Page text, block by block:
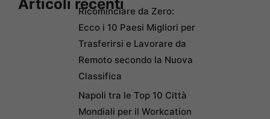
Articoli recentiRicominciare da Zero:
Ecco i 10 Paesi Migliori per
Trasferirsi e Lavorare da
Remoto secondo la Nuova
Classifica
Napoli tra le Top 10 Città
Mondiali per il Workcation